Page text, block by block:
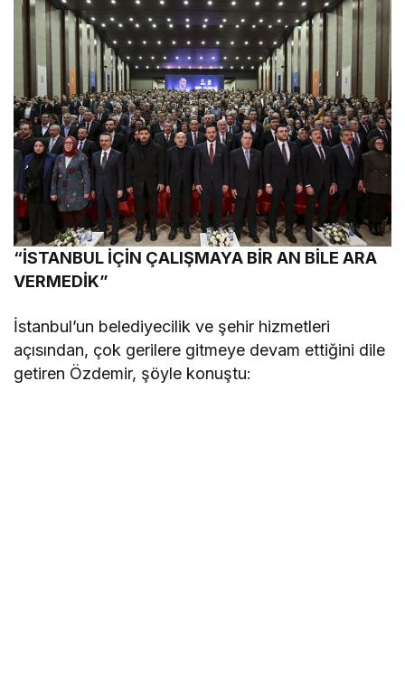
“İSTANBUL İÇİN ÇALIŞMAYA BİR AN BİLE ARA
VERMEDİK”
İstanbul’un belediyecilik ve şehir hizmetleri
açısından, çok gerilere gitmeye devam ettiğini dile
getiren Özdemir, şöyle konuştu: